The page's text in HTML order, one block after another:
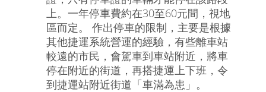
上。一年停車費約在30至60元間，視地
區而定。 作出停車的限制，主要是根據
其他捷運系統營運的經驗，有些離車站
較遠的市民，會駕車到車站附近，將車
停在附近的街道，再搭捷運上下班，令
到捷運站附近街道「車滿為患」。